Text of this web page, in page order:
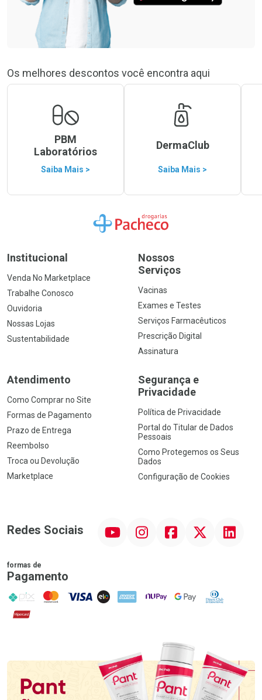
Os melhores descontos você encontra aqui
PBM
Laboratórios
Saiba Mais >
DermaClub
Saiba Mais >
Ir para a Home
Institucional
Venda No Marketplace
Trabalhe Conosco
Ouvidoria
Nossas Lojas
Sustentabilidade
Nossos
Serviços
Vacinas
Exames e Testes
Serviços Farmacêuticos
Prescrição Digital
Assinatura
Atendimento
Como Comprar no Site
Formas de Pagamento
Prazo de Entrega
Reembolso
Troca ou Devolução
Marketplace
Segurança e
Privacidade
Política de Privacidade
Portal do Titular de Dados
Pessoais
Como Protegemos os Seus
Dados
Configuração de Cookies
Redes Sociais InstagramFacebookTwitter Linkedin
formas de
Pagamento
PIX MasterCard
VISA ELO AMEX NuPay Google PayDiners Club
Hipercard
Promoção em Destaque